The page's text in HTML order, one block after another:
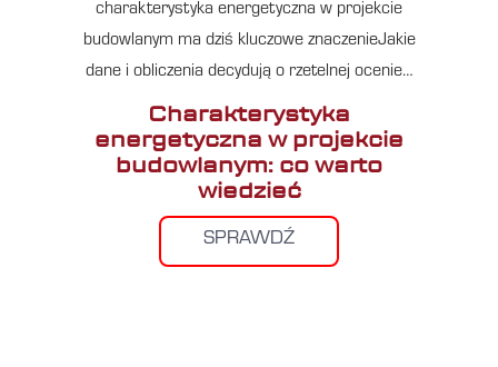
charakterystyka energetyczna w projekcie
budowlanym ma dziś kluczowe znaczenieJakie
dane i obliczenia decydują o rzetelnej ocenie…
Charakterystyka
energetyczna w projekcie
budowlanym: co warto
wiedzieć
SPRAWDŹ